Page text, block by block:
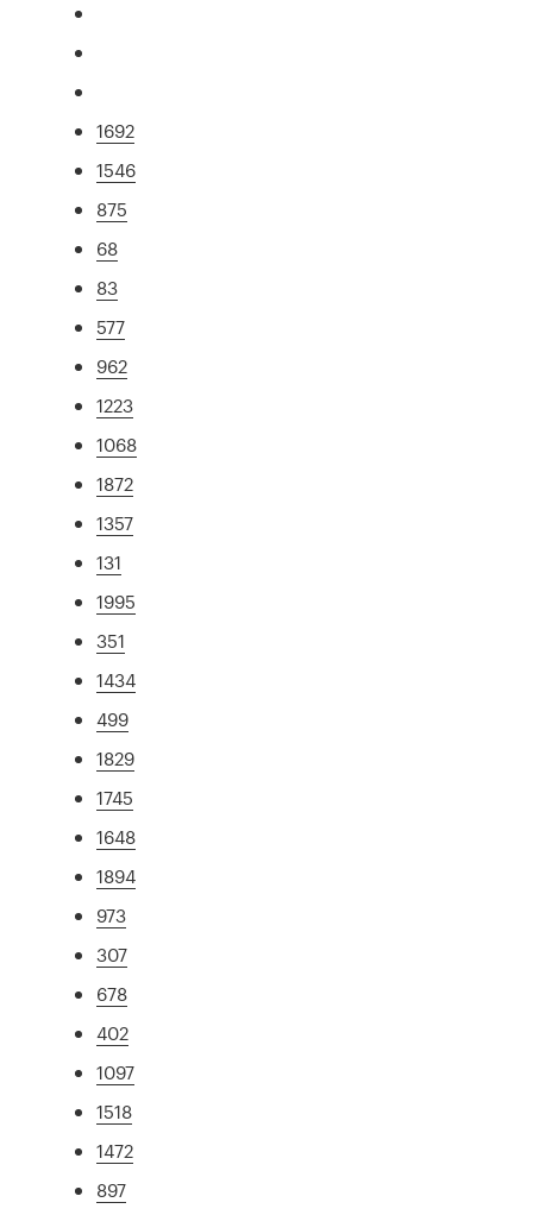
1692
1546
875
68
83
577
962
1223
1068
1872
1357
131
1995
351
1434
499
1829
1745
1648
1894
973
307
678
402
1097
1518
1472
897